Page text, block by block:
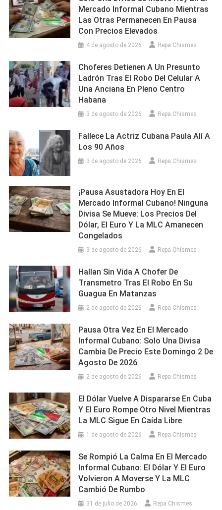
Mercado Informal Cubano Mientras
Las Otras Permanecen En Pausa
Con Precios Elevados
4 de agosto de 2026 Repa Chismes
Choferes Detienen A Un Presunto
Ladrón Tras El Robo Del Celular A
Una Anciana En Pleno Centro
Habana
3 de agosto de 2026 Repa Chismes
Fallece La Actriz Cubana Paula Alí A
Los 90 Años
3 de agosto de 2026 Repa Chismes
¡Pausa Asustadora Hoy En El
Mercado Informal Cubano! Ninguna
Divisa Se Mueve: Los Precios Del
Dólar, El Euro Y La MLC Amanecen
Congelados
3 de agosto de 2026 Repa Chismes
Hallan Sin Vida A Chofer De
Transmetro Tras El Robo En Su
Guagua En Matanzas
2 de agosto de 2026 Repa Chismes
Pausa Otra Vez En El Mercado
Informal Cubano: Solo Una Divisa
Cambia De Precio Este Domingo 2 De
Agosto De 2026
2 de agosto de 2026 Repa Chismes
El Dólar Vuelve A Dispararse En Cuba
Y El Euro Rompe Otro Nivel Mientras
La MLC Sigue En Caída Libre
1 de agosto de 2026 Repa Chismes
Se Rompió La Calma En El Mercado
Informal Cubano: El Dólar Y El Euro
Volvieron A Moverse Y La MLC
Cambió De Rumbo
31 de julio de 2026 Repa Chismes